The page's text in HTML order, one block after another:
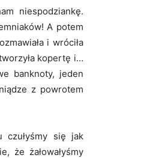
niespodziankę.
A potem
i wróciła
kopertę i…
banknoty, jeden
z powrotem
czułyśmy się jak
że żałowałyśmy